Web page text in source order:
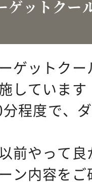
ゲットクー
ゲットク
しています
程度で、
前やって
ン内容を